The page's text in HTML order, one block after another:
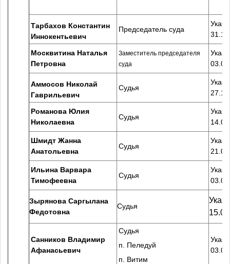
Тарбахов Константин
Иннокентьевич
Председатель суда
Указ
Москвитина Наталья
Петровна
Заместитель председателя
суда
Указ
Аммосов Николай
Гаврильевич
Судья
Указ
Романова Юлия
Николаевна
Судья
Указ
Шмидт Жанна
Анатольевна
Судья
Указ
Ильина Варвара
Тимофеевна
Судья
Указ
Зырянова Саргылана
Федотовна
Судья
Указ
Санников Владимир
Афанасьевич
Судья
п. Пеледуй
п. Витим
Указ